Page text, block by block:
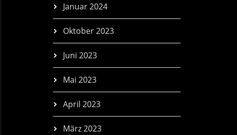
Januar 2024
Oktober 2023
Juni 2023
Mai 2023
April 2023
März 2023